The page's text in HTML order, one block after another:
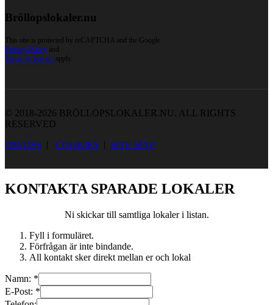
Bröllopslokaler.nu
This site is protected by reCAPTCHA and the Google
Privacy Policy and
Terms of Service apply.
© 2018-2026 BRÖLLOPSLOKALER.NU. ALL RIGHTS
RESERVED
OM OSS | COOKIES | SITE MAP
KONTAKTA SPARADE LOKALER
Ni skickar till samtliga lokaler i listan.
Fyll i formuläret.
Förfrågan är inte bindande.
All kontakt sker direkt mellan er och lokal
Namn: *
E-Post: *